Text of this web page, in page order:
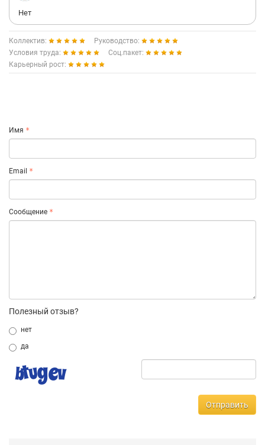
Нет
Коллектив:
Руководство:
Условия труда:
Соц.пакет:
Карьерный рост:
Имя
Email
Сообщение
Полезный отзыв?
нет
да
Отправить